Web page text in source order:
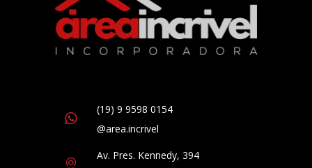
(19) 9 9598 0154
@area.incrivel
Av. Pres. Kennedy, 394